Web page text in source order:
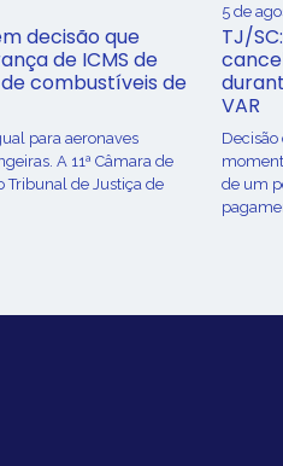
decisão que
de ICMS de
combustíveis de
para aeronaves
A 11ª Câmara de
Tribunal de Justiça de
5 de
TJ/
VAR
de um